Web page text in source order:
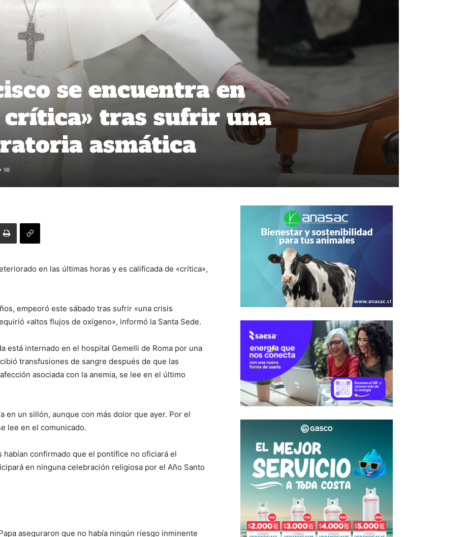
se encuentra en
crítica» tras sufrir una
asmática
98
en las últimas horas y es calificada de «crítica»,
empeoró este sábado tras sufrir «una crisis
«altos flujos de oxígeno», informó la Santa Sede.
está internado en el hospital Gemelli de Roma por una
transfusiones de sangre después de que las
asociada con la anemia, se lee en el último
en un sillón, aunque con más dolor que ayer. Por el
lee en el comunicado.
habían confirmado que el pontífice no oficiará el
en ninguna celebración religiosa por el Año Santo
aseguraron que no había ningún riesgo inminente